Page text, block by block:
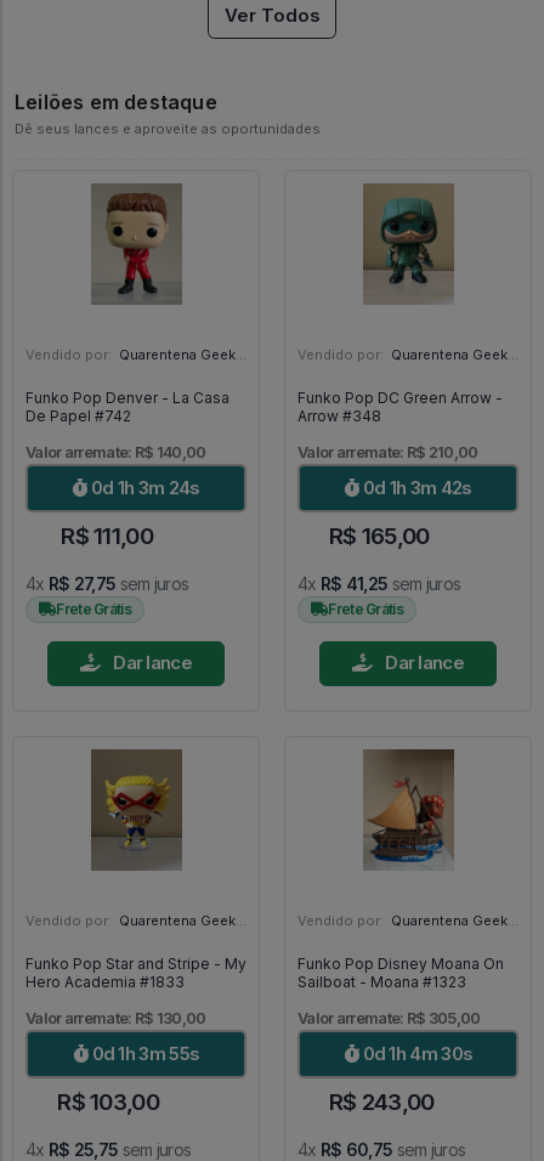
Ver Todos
Leilões em destaque
Dê seus lances e aproveite as oportunidades
Vendido por: Quarentena Geek Store - SP
Funko Pop Denver - La Casa
De Papel #742
Valor arremate: R$ 140,00
0d 1h 3m 22s
R$ 111,00
4x R$ 27,75 sem juros
Frete Grátis
Dar lance
Vendido por: Quarentena Geek Store - SP
Funko Pop DC Green Arrow -
Arrow #348
Valor arremate: R$ 210,00
0d 1h 3m 40s
R$ 165,00
4x R$ 41,25 sem juros
Frete Grátis
Dar lance
Vendido por: Quarentena Geek Store - SP
Funko Pop Star and Stripe - My
Hero Academia #1833
Valor arremate: R$ 130,00
0d 1h 3m 53s
R$ 103,00
4x R$ 25,75 sem juros
Vendido por: Quarentena Geek Store - SP
Funko Pop Disney Moana On
Sailboat - Moana #1323
Valor arremate: R$ 305,00
0d 1h 4m 28s
R$ 243,00
4x R$ 60,75 sem juros